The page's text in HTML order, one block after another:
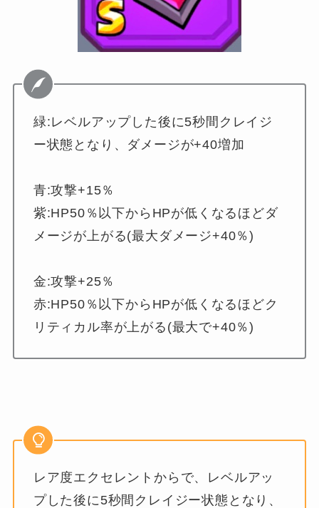
緑:レベルアップした後に5秒間クレイジ
ー状態となり、ダメージが+40増加
青:攻撃+15％
紫:HP50％以下からHPが低くなるほどダ
メージが上がる(最大ダメージ+40％)
金:攻撃+25％
赤:HP50％以下からHPが低くなるほどク
リティカル率が上がる(最大で+40％)
レア度エクセレントからで、レベルアッ
プした後に5秒間クレイジー状態となり、